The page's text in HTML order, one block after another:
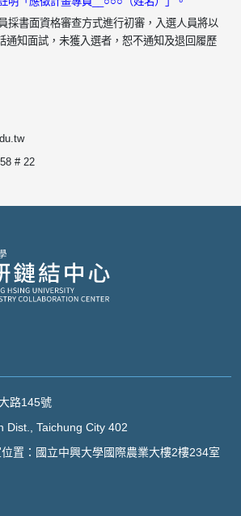
採書面資格審查方式進行初審，入選人員將以
通知面試，未獲入選者，恕不通知及退回履歷
# 22
路145號
Dist., Taichung City 402
置：國立中興大學國際農業大樓2樓234室